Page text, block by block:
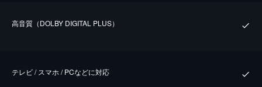
⾼⾳質（DOLBY DIGITAL PLUS）
テレビ / スマホ / PCなどに対応